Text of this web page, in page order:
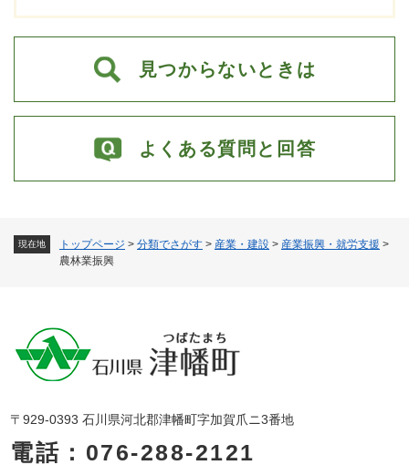
現在地 トップページ > 分類でさがす > 産業・建設 > 産業振興・就労支援 >
農林業振興
見つからないときは
よくある質問と回答
〒929-0393 石川県河北郡津幡町字加賀爪ニ3番地
電話：076-288-2121